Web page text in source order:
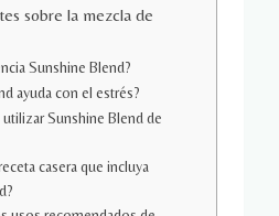
sobre la mezcla de
Sunshine Blend?
ayuda con el estrés?
Sunshine Blend de
casera que incluya